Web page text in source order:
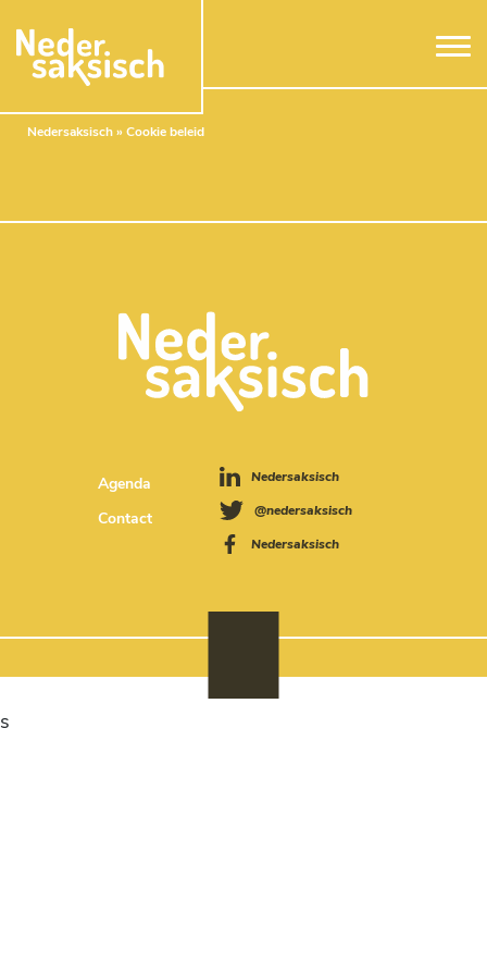
Nedersaksisch» Cookie beleid
Agenda
Contact
Nedersaksisch
@nedersaksisch
Nedersaksisch
s